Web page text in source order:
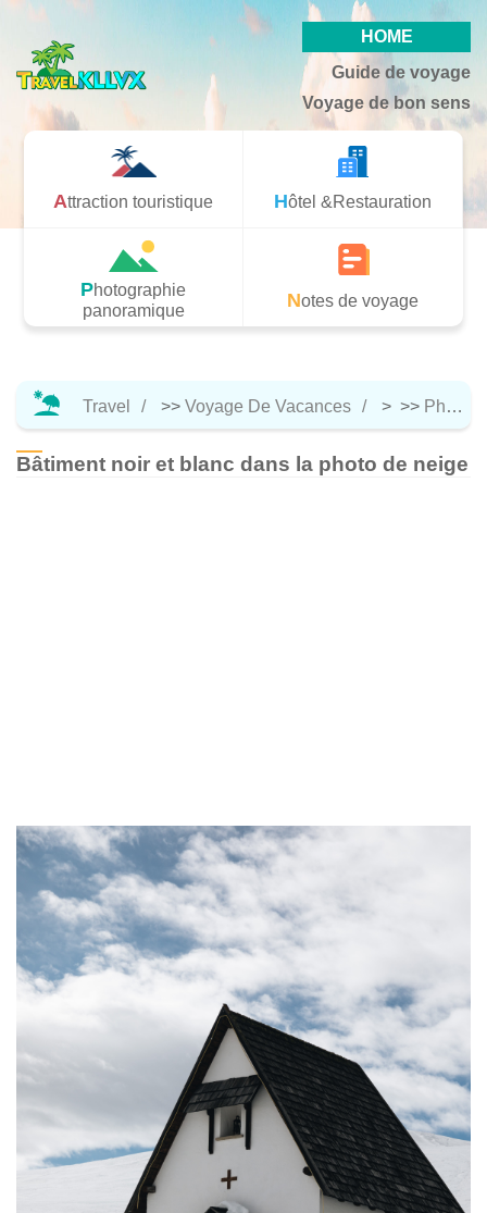
HOME
Guide de voyage
Voyage de bon sens
Attraction touristique Hôtel &Restauration
Photographie
panoramique
Notes de voyage
Travel >> Voyage De Vacances > >> Photographie Panoramique
Bâtiment noir et blanc dans la photo de neige